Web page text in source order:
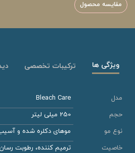
مقایسه محصول
ویژگی ها ترکیبات تخصصی
مدل
Bleach Care
حجم
250 میلی لیتر
نوع مو
موهای دکلره شده و
خاصیت
ترمیم کننده، رطوبت